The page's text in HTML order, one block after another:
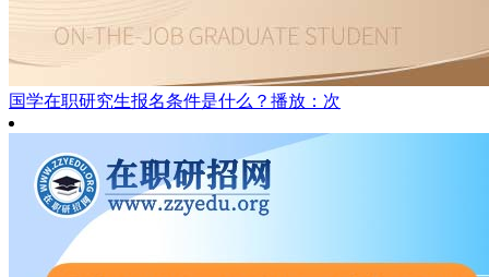
国学在职研究生报名条件是什么？ 播放：次